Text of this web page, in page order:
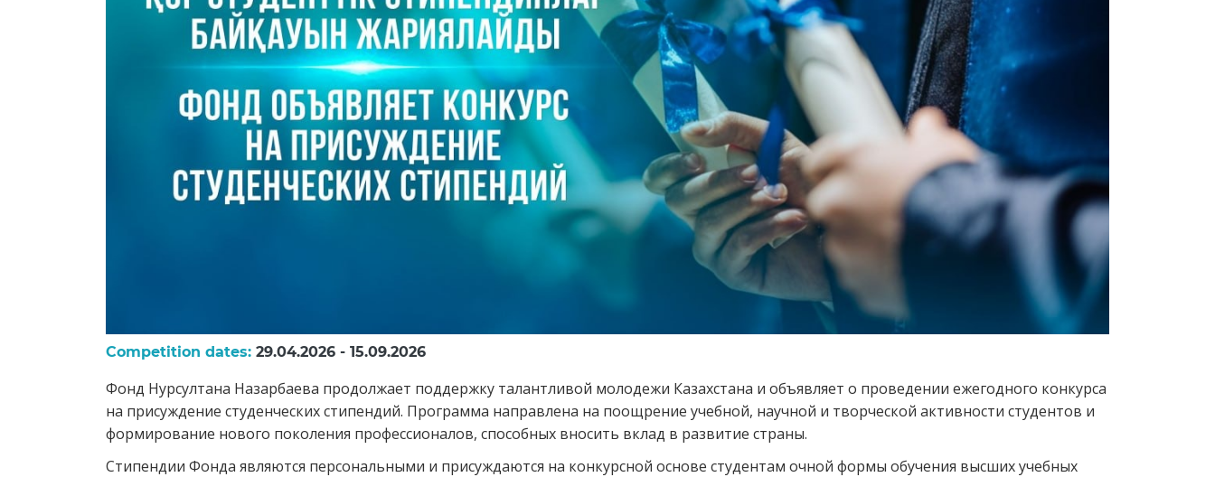
Competition dates: 29.04.2026 - 15.09.2026
Фонд Нурсултана Назарбаева продолжает поддержку талантливой молодежи Казахстана и объявляет о проведении ежегодного конкурса
на присуждение студенческих стипендий. Программа направлена на поощрение учебной, научной и творческой активности студентов и
формирование нового поколения профессионалов, способных вносить вклад в развитие страны.
Стипендии Фонда являются персональными и присуждаются на конкурсной основе студентам очной формы обучения высших учебных